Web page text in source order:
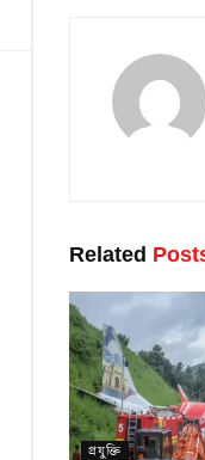
Related
প্ৰযুক্তি